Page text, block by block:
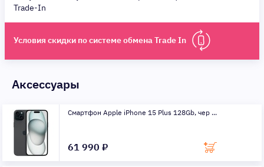
Trade-In
Условия скидки по системе обмена Trade In
Аксессуары
Смартфон Apple iPhone 15 Plus 128Gb, чер ...
61 990 ₽